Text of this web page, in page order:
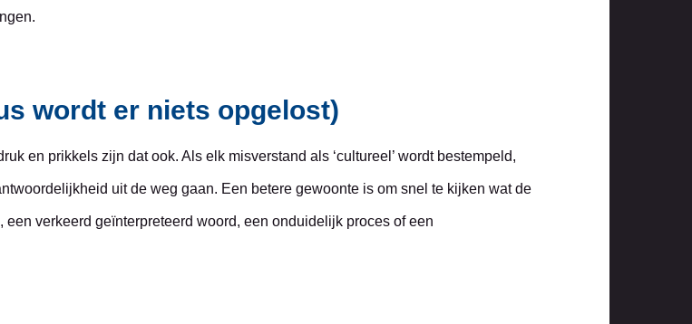
wordt er niets opgelost)
en prikkels zijn dat ook. Als elk misverstand als ‘cultureel’ wordt bestempeld,
uit de weg gaan. Een betere gewoonte is om snel te kijken wat de
verkeerd geïnterpreteerd woord, een onduidelijk proces of een